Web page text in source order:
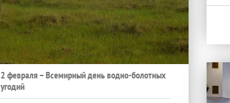
2 февраля – Всемирный день водно-болотных
угодий